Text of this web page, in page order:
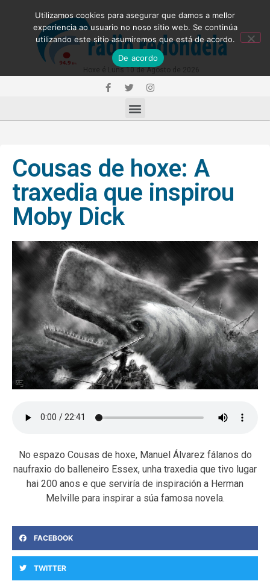
Cousas de hoxe: A
traxedia que inspirou
Moby Dick
No espazo Cousas de hoxe, Manuel Álvarez fálanos do
naufraxio do balleneiro Essex, unha traxedia que tivo lugar
hai 200 anos e que serviría de inspiración a Herman
Melville para inspirar a súa famosa novela.
FACEBOOK
TWITTER
Utilizamos cookies para asegurar que damos a mellor
experiencia ao usuario no noso sitio web. Se continúa
utilizando este sitio asumiremos que está de acordo.
De acordo